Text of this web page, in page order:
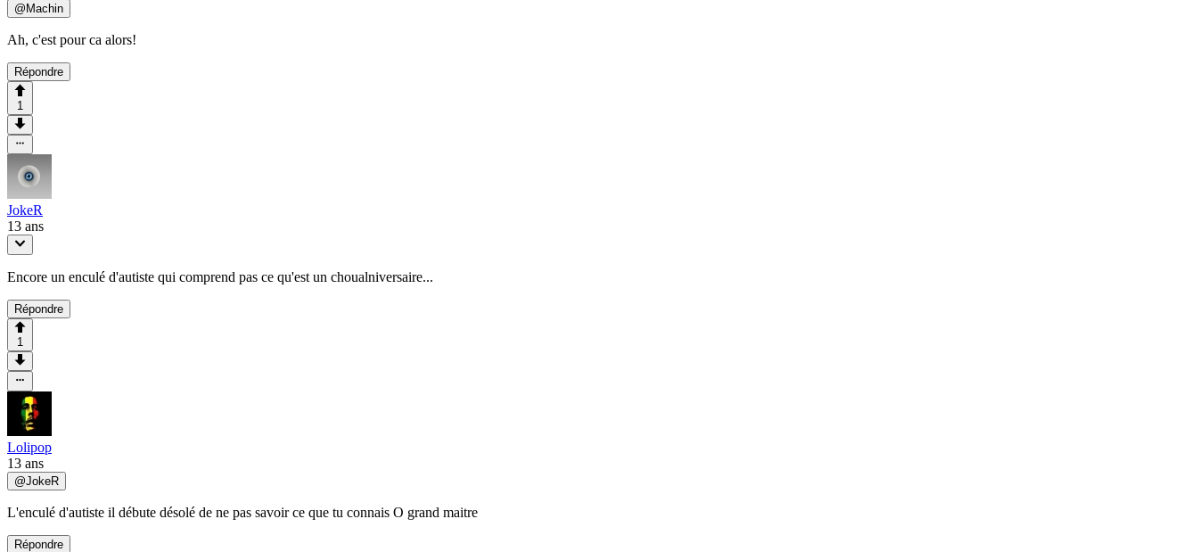
@ Machin
Ah, c'est pour ca alors!
Répondre
1
JokeR
13 ans
Encore un enculé d'autiste qui comprend pas ce qu'est un choualniversaire...
Répondre
1
Lolipop
13 ans
@JokeR
L'enculé d'autiste il débute désolé de ne pas savoir ce que tu connais O grand maitre
Répondre